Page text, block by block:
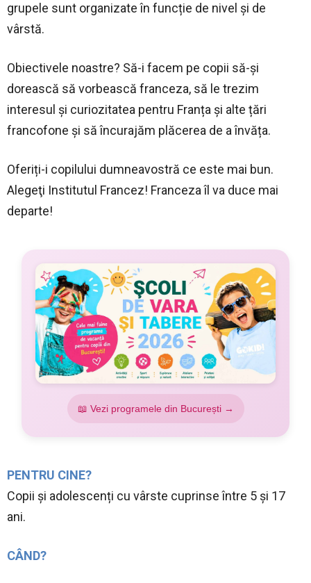
grupele sunt organizate în funcție de nivel și de
vârstă.
Obiectivele noastre? Să-i facem pe copii să-și
dorească să vorbească franceza, să le trezim
interesul și curiozitatea pentru Franța și alte țări
francofone și să încurajăm plăcerea de a învăța.
Oferiți-i copilului dumneavostră ce este mai bun.
Alegeţi Institutul Francez! Franceza îl va duce mai
departe!
📖 Vezi programele din București →
PENTRU CINE?
Copii și adolescenți cu vârste cuprinse între 5 și 17
ani.
CÂND?